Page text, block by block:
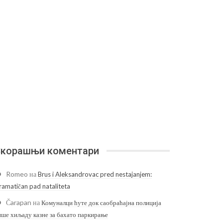
коментари
Romeo наBrus i Aleksandrovac pred nestajanjem:
pad nataliteta
Čarapan наКомуналци ћуте док саобраћајна полиција
хиљаду казне за бахато паркирање